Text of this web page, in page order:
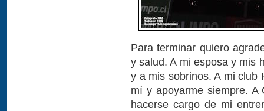
Para terminar quiero
y salud. A mi esposa y mis
y a mis sobrinos. A mi club
mí y apoyarme siempre. A
hacerse cargo de mi